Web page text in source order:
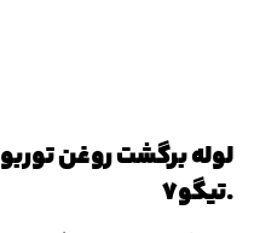
.تیگو٧